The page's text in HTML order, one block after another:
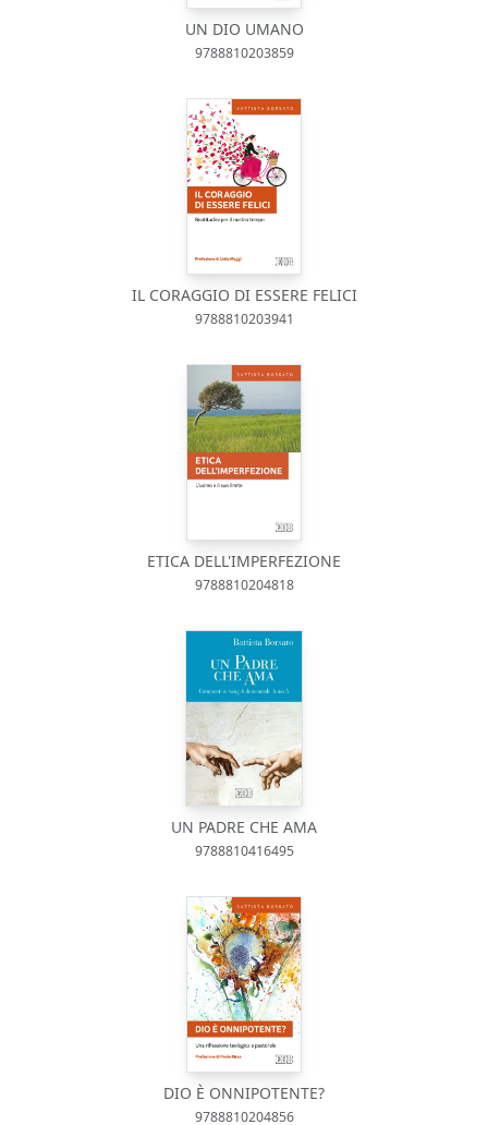
UN DIO UMANO
9788810203859
IL CORAGGIO DI ESSERE FELICI
9788810203941
ETICA DELL'IMPERFEZIONE
9788810204818
UN PADRE CHE AMA
9788810416495
DIO È ONNIPOTENTE?
9788810204856